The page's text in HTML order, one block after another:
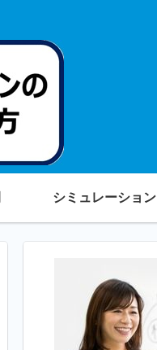
シミュレーション